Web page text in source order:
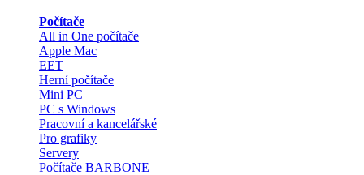
Počítače
All in One počítače
Apple Mac
EET
Herní počítače
Mini PC
PC s Windows
Pracovní a kancelářské
Pro grafiky
Servery
Počítače BARBONE